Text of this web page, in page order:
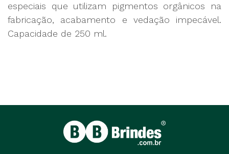
especiais que utilizam pigmentos orgânicos na
fabricação, acabamento e vedação impecável.
Capacidade de 250 ml.